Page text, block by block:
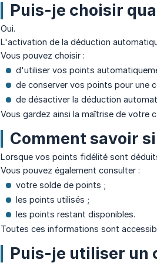
Puis-je choisir
Oui.
L'activation de la déduction
Vous pouvez choisir :
d'utiliser vos points
de conserver vos points pour une
de désactiver la déduction
Vous gardez ainsi la maîtrise de votre
Comment savoir
Lorsque vos points fidélité sont
Vous pouvez également consulter :
votre solde de points ;
les points utilisés ;
les points restant disponibles.
Toutes ces informations sont
Puis-je utiliser un